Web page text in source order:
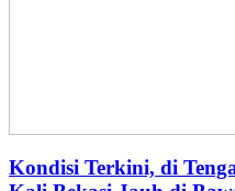
Kondisi Terkini, di